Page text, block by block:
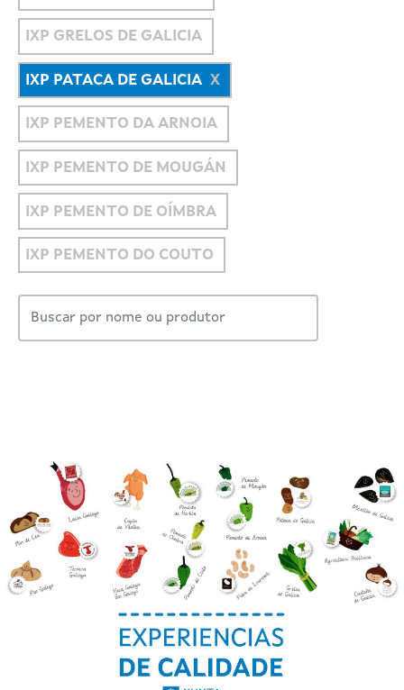
IXP GRELOS DE GALICIA
IXP PATACA DE GALICIA
IXP PEMENTO DA ARNOIA
IXP PEMENTO DE MOUGÁN
IXP PEMENTO DE OÍMBRA
IXP PEMENTO DO COUTO